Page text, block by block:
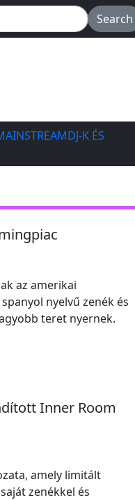
DJ-K ÉS
az amerikai
nyelvű zenék és
teret nyernek.
Inner Room
amely limitált
zenékkel és